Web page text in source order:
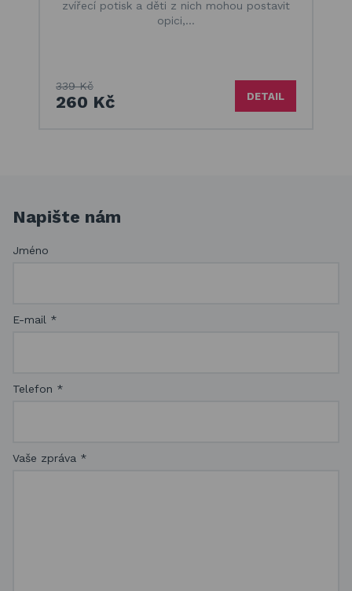
zvířecí potisk a děti z nich mohou postavit
opici,…
339 Kč
260 Kč DETAIL
Napište nám
Jméno
E-mail *
Telefon *
Vaše zpráva *